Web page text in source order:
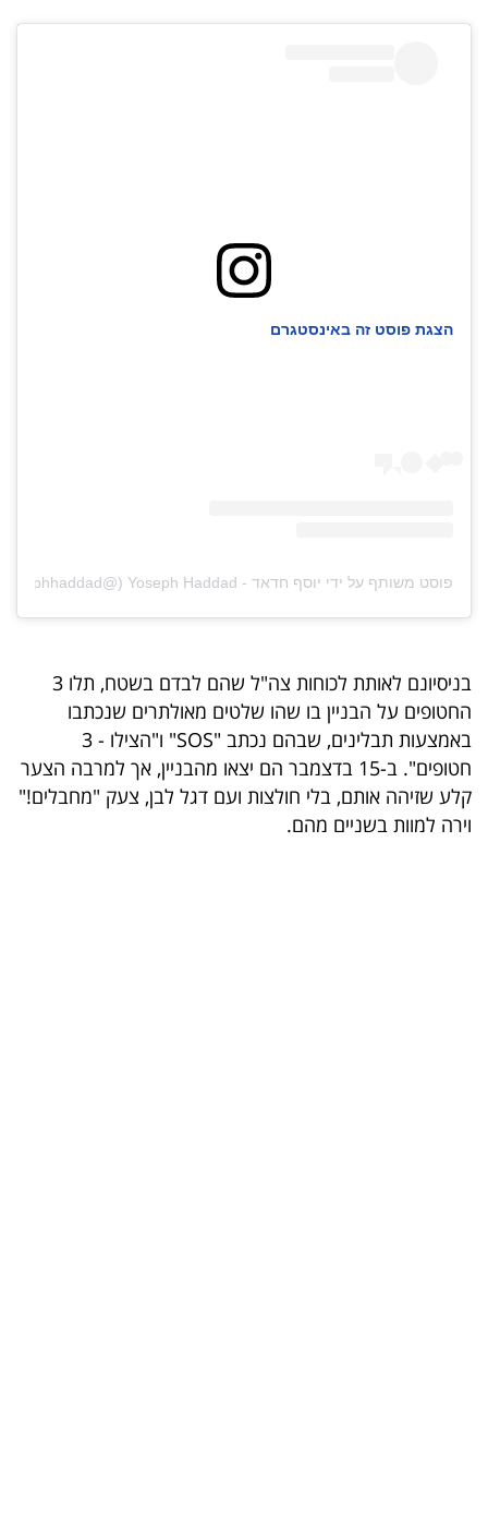
הצגת פוסט זה באינסטגרם
פוסט משותף על ידי ‏‎יוסף חדאד - Yoseph Haddad‎‏ (@‏‎yosephhaddad‎‏)
בניסיונם לאותת לכוחות צה"ל שהם לבדם בשטח, תלו 3
החטופים על הבניין בו שהו שלטים מאולתרים שנכתבו
באמצעות תבלינים, שבהם נכתב "SOS" ו"הצילו - 3
חטופים". ב-15 בדצמבר הם יצאו מהבניין, אך למרבה הצער
קלע שזיהה אותם, בלי חולצות ועם דגל לבן, צעק "מחבלים!"
וירה למוות בשניים מהם.